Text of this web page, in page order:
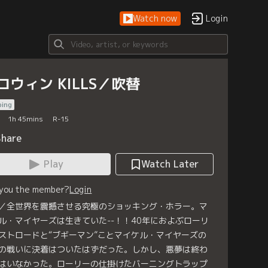
Watch now Login
ウィン KILLS／吹替
1h 45mins R-15
Play
Watch Later
the member?Login
全世界を震撼させる究極のショッキング・ホラー。マ
・マイヤーズは生きていた--！！40年におよぶローリ
トロードと“ブギーマン”ことマイケル・マイヤーズの
戦いに決着はついたはずだった。しかし、悪夢は終わ
いなかった。ローリーの仕掛けたバーニングトラップ